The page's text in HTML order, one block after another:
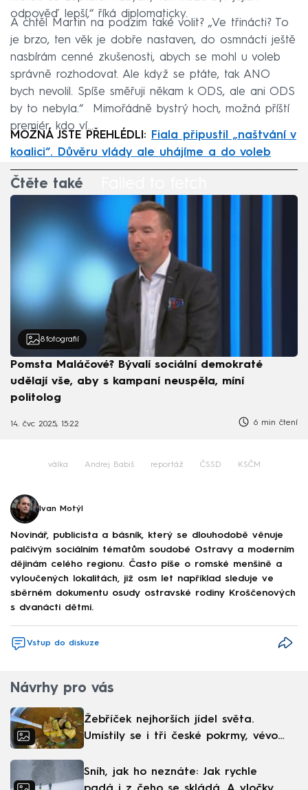
odpověď lepší,“ říká diplomaticky.
A chtěl Martin na podzim také volit? „Ve třinácti? To
je brzo, ten věk je dobře nastaven, do osmnácti ještě
nasbírám cenné zkušenosti, abych se mohl u voleb
správně rozhodovat. Ale když se ptáte, tak ANO
bych nevolil. Spíše směřuji někam k ODS, ale ani ODS
by to nebyla.“ Mimořádně bystrý hoch, možná příští
premiér, kdo ví...
MOŽNÁ JSTE PŘEHLÉDLI: Fiala připustil „naštvání v
koalici“. Důvěru vlády ale uhájíme a do voleb
jdeme spolu, ujistil
Čtěte také
8 fotografií
Pomsta Maláčové? Bývalí sociální demokraté
udělají vše, aby s kampaní neuspěla, míní
politolog
14. čvc 2025, 15:22 6 min čtení
válka Andrej Babiš reportáž ČSSD KSČM
Ivan Motýl
Novinář, publicista a básník, který se dlouhodobě věnuje
palčivým sociálním tématům soudobé Ostravy a moderním
dějinám celého regionu. Často píše o romské menšině a
vyloučených lokalitách, již osm let například sleduje ve
sběrném dokumentu osudy ostravské rodiny Kroščenových
s dvanácti dětmi.
Vstup do diskuze
Návrhy pro vás
Žebříček nejhorších jídel světa.
Umístily se i tři české pokrmy, vévodí
Sníh, jak ho neznáte: Jak rychle